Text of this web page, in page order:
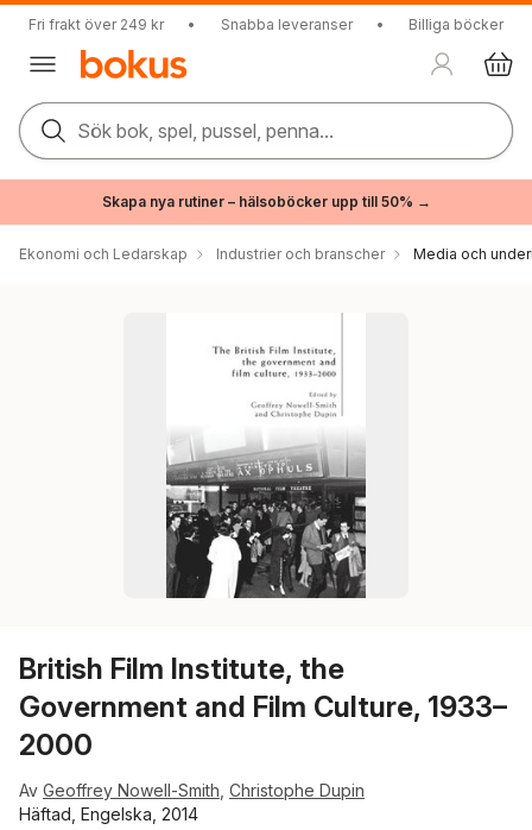
Fri frakt över 249 kr • Snabba leveranser • Billiga böcker
Sök bok, spel, pussel, penna...
Skapa nya rutiner – hälsoböcker upp till 50% →
Ekonomi och Ledarskap Industrier och branscher Media och
British Film Institute, the
Government and Film Culture, 1933–
2000
Av Geoffrey Nowell-Smith Christophe Dupin
Häftad, Engelska, 2014